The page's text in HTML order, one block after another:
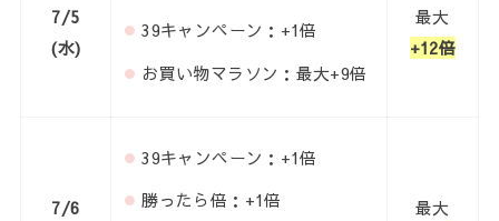
7/5
(水)
39キャンペーン：+1倍
お買い物マラソン：最大+9倍
最大
+12倍
7/6
39キャンペーン：+1倍
勝ったら倍：+1倍
最大